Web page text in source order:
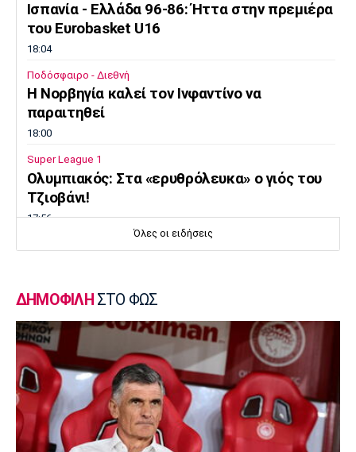
Ισπανία - Ελλάδα 96-86: Ήττα στην πρεμιέρα
του Ευrobasket U16
18:04
Ποδόσφαιρο - Διεθνή
Η Νορβηγία καλεί τον Ινφαντίνο να
παραιτηθεί
18:00
Super League 1
Ολυμπιακός: Στα «ερυθρόλευκα» ο γιός του
Τζιοβάνι!
17:56
Super League 1
Γιαννούλης: «Δεν βλέπω την... ώρα να παίξω»
(vid)
17:30
Βόλεϊ Ευρώπη
Φιλική ήττα της Εθνικής γυναικών από την
Ιταλία
Όλες οι ειδήσεις
ΔΗΜΟΦΙΛΗ ΣΤΟ ΦΩΣ